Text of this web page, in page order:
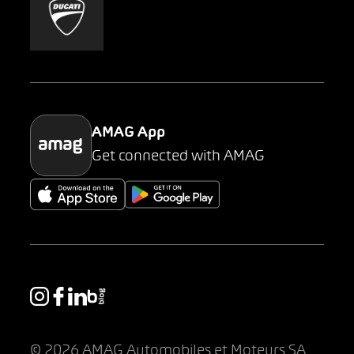
Mobility-as-a-Service
Parking
AMAG App
Get connected with AMAG